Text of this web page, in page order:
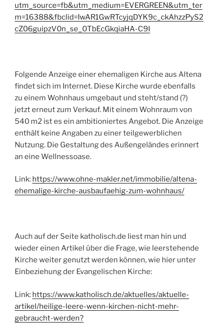
utm_source=fb&utm_medium=EVERGREEN&utm_ter
m=16388&fbclid=IwAR1GwRTcyjqDYK9c_ckAhzzPyS2
cZ06guipzV0n_se_0TbEcGkqiaHA-C9I
Folgende Anzeige einer ehemaligen Kirche aus Altena
findet sich im Internet. Diese Kirche wurde ebenfalls
zu einem Wohnhaus umgebaut und steht/stand (?)
jetzt erneut zum Verkauf. Mit einem Wohnraum von
540 m2 ist es ein ambitioniertes Angebot. Die Anzeige
enthält keine Angaben zu einer teilgewerblichen
Nutzung. Die Gestaltung des Außengeländes erinnert
an eine Wellnessoase.
Link: https://www.ohne-makler.net/immobilie/altena-
ehemalige-kirche-ausbaufaehig-zum-wohnhaus/
Auch auf der Seite katholisch.de liest man hin und
wieder einen Artikel über die Frage, wie leerstehende
Kirche weiter genutzt werden können, wie hier unter
Einbeziehung der Evangelischen Kirche:
Link: https://www.katholisch.de/aktuelles/aktuelle-
artikel/heilige-leere-wenn-kirchen-nicht-mehr-
gebraucht-werden?